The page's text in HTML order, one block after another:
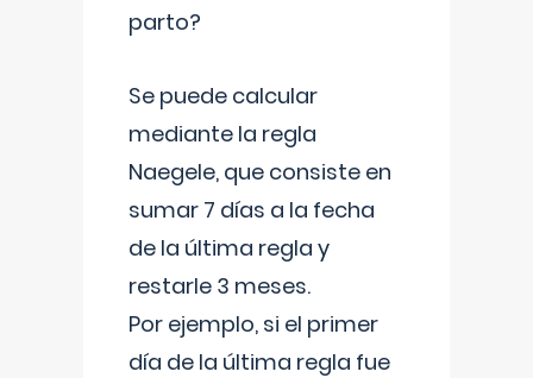
parto?
Se puede calcular
mediante la regla
Naegele, que consiste en
sumar 7 días a la fecha
de la última regla y
restarle 3 meses.
Por ejemplo, si el primer
día de la última regla fue